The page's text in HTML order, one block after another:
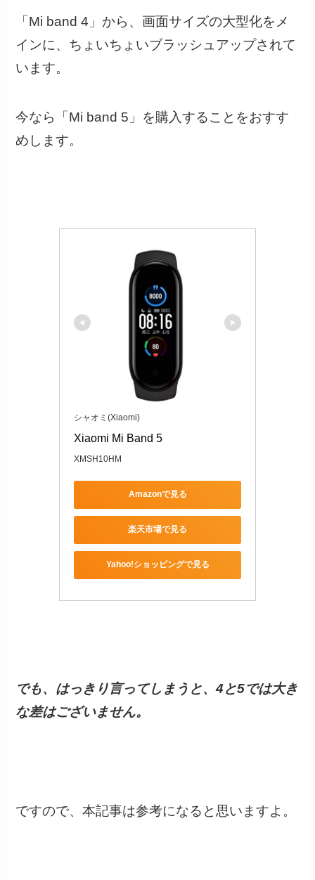
「Mi band 4」から、画面サイズの大型化をメ
インに、ちょいちょいブラッシュアップされて
います。
今なら「Mi band 5」を購入することをおすす
めします。
シャオミ(Xiaomi)
Xiaomi Mi Band 5
XMSH10HM
Amazonで見る
楽天市場で見る
Yahoo!ショッピングで見る
でも、はっきり言ってしまうと、4と5では大き
な差はございません。
ですので、本記事は参考になると思いますよ。